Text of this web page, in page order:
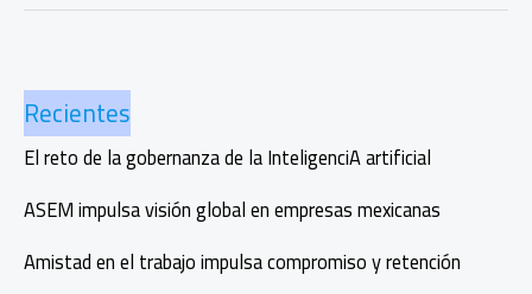
global
a
Corea
y
Estados
Unidos
Recientes
El reto de la gobernanza de la InteligenciA artificial
ASEM impulsa visión global en empresas mexicanas
Amistad en el trabajo impulsa compromiso y retención